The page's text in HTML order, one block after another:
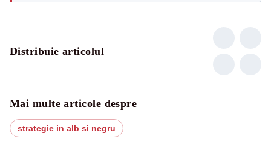
Distribuie articolul
Mai multe articole despre
strategie in alb si negru